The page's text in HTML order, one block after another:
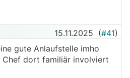
mehr, aber was kostet
zB der Versand...
15.11.2025 (#41)
gute Anlaufstelle imho
Chef dort familiär involviert